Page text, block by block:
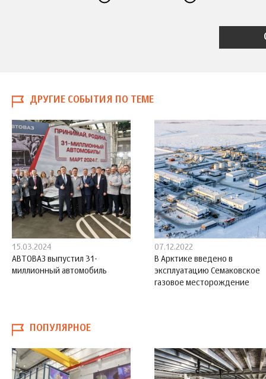
ДРУГИЕ СОБЫТИЯ ПО ТЕМЕ
15.03.2024
АВТОВАЗ выпустил 31-
миллионный автомобиль
07.12.2022
В Арктике введено в
эксплуатацию Семаковское
газовое месторождение
ПОПУЛЯРНОЕ